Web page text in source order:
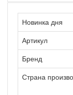
Новинка дня
Артикул
Бренд
Страна